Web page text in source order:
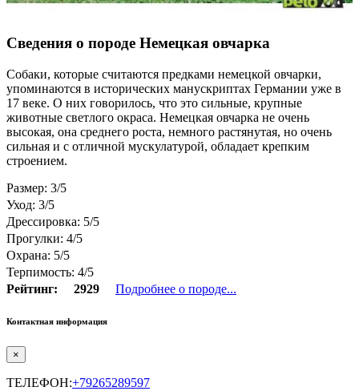
Сведения о породе Немецкая овчарка
Собаки, которые считаются предками немецкой овчарки,
упоминаются в исторических манускриптах Германии уже в
17 веке. О них говорилось, что это сильные, крупные
животные светлого окраса. Немецкая овчарка не очень
высокая, она среднего роста, немного растянутая, но очень
сильная и с отличной мускулатурой, обладает крепким
строением.
Размер: 3/5
Уход: 3/5
Дрессировка: 5/5
Прогулки: 4/5
Охрана: 5/5
Терпимость: 4/5
Рейтинг:
2929 Подробнее о породе...
Контактная информация
×
ТЕЛЕФОН:+79265289597